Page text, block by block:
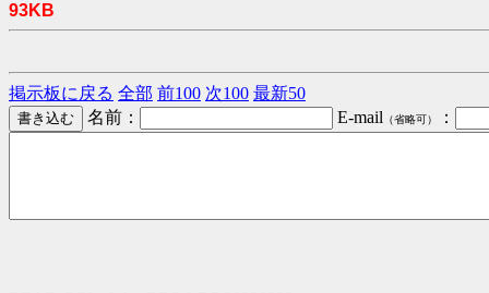
93KB
掲示板に戻る 全部 前100 次100 最新50
名前：
E-mail （省略可） ：